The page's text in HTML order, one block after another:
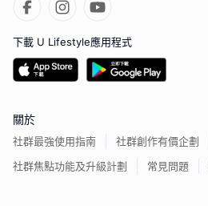
下載 U Lifestyle應用程式
關於
社群最強使用指南
社群創作有價企劃
社群焦點功能及升級計劃
常見問題